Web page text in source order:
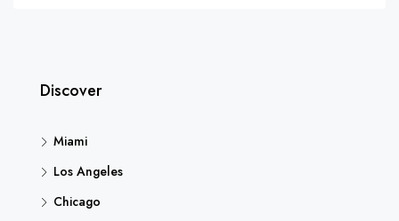
Discover
Miami
Los Angeles
Chicago